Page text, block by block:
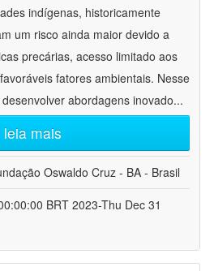
indígenas, historicamente
um risco ainda maior devido a
precárias, acesso limitado aos
fatores ambientais. Nesse
abordagens inovado...
leia mais
Oswaldo Cruz - BA - Brasil
BRT 2023-Thu Dec 31